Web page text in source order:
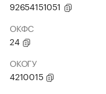
92654151051
ОКФС
24
ОКОГУ
4210015